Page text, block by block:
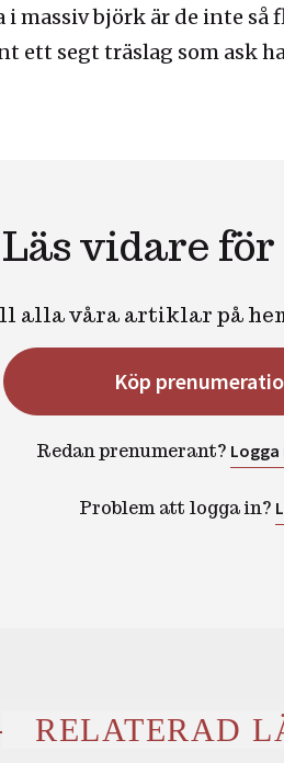
i massiv björk är de inte
ett segt träslag som ask
Läs vidare för
våra artiklar på
Köp
Redan prenumerant? Logga
Problem att logga in?
RELATERAD